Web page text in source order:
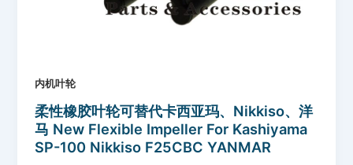
内机叶轮
柔性橡胶叶轮可替代卡西亚玛、Nikkiso、洋
马 New Flexible Impeller For Kashiyama
SP-100 Nikkiso F25CBC YANMAR